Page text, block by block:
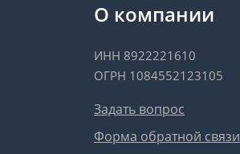
О компании
ИНН 8922221610
ОГРН 1084552123105
Задать вопрос
Форма обратной связи